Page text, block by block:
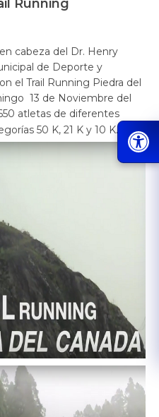
Running
cabeza del Dr. Henry
de Deporte y
el Trail Running Piedra del
13 de Noviembre del
atletas de diferentes
50 K, 21 K y 10 K.